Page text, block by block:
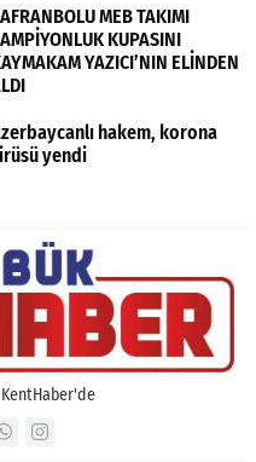
MEB TAKIMI
KUPASINI
YAZICI’NIN ELİNDEN
hakem, korona
yendi